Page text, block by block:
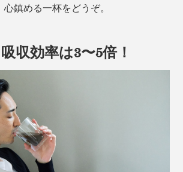
鎮める一杯をどうぞ。
収効率は3〜5倍！